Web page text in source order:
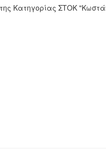
Κατηγορίας ΣΤΟΚ